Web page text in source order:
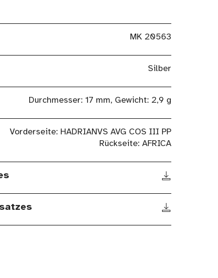
MK 20563
Silber
Durchmesser: 17 mm, Gewicht: 2,9 g
Vorderseite: HADRIANVS AVG COS III PP
Rückseite: AFRICA